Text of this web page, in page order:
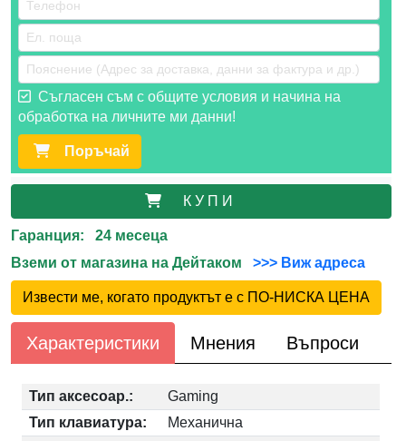
Съгласен съм с общите условия и начина на
обработка на личните ми данни!
Поръчай
К У П И
Гаранция: 24 месеца
Вземи от магазина на Дейтаком
>>> Виж адреса
Извести ме, когато продуктът е с ПО-НИСКА ЦЕНА
Характеристики Мнения Въпроси
Тип аксесоар.:
Gaming
Тип клавиатура:
Механична